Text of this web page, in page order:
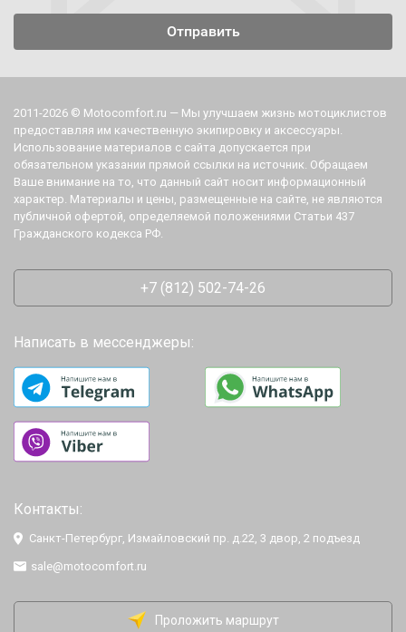
2011-2026 © Motocomfort.ru — Мы улучшаем жизнь мотоциклистов
предоставляя им качественную экипировку и аксессуары.
Использование материалов с сайта допускается при
обязательном указании прямой ссылки на источник. Обращаем
Ваше внимание на то, что данный сайт носит информационный
характер. Материалы и цены, размещенные на сайте, не являются
публичной офертой, определяемой положениями Статьи 437
Гражданского кодекса РФ.
+7 (812) 502-74-26
Написать в мессенджеры:
Контакты:
Санкт-Петербург, Измайловский пр. д.22, 3 двор, 2 подъезд
sale@motocomfort.ru
Проложить маршрут